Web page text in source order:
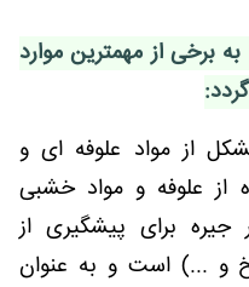
برخی از مهمترین موارد
از مواد علوفه ای و
از علوفه و مواد خشبی
جیره برای پیشگیری از
و ...) است و به عنوان